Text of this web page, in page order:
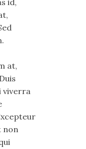
id,
at,
viverra
non